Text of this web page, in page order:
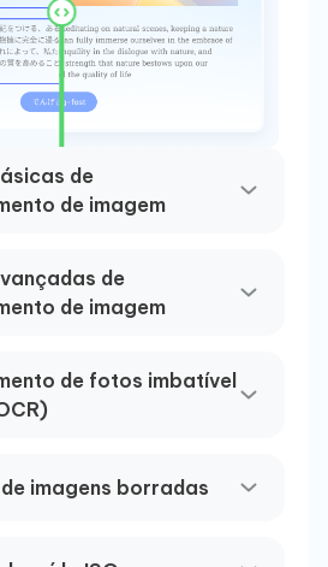
de
de imagem
de
de imagem
de fotos imbatível
imagens borradas